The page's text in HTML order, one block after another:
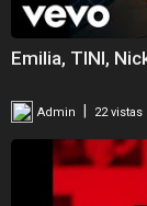
Emilia, TINI,
Admin 22 vistas